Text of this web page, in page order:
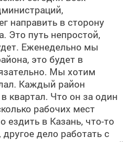
направить в сторону
Это путь непростой,
Еженедельно мы
это будет в
Мы хотим
Каждый район
квартал. Что он за один
рабочих мест
ездить в Казань, что-то
дело работать с